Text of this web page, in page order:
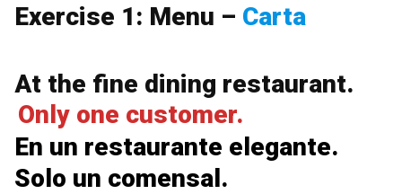
Exercise 1: Menu – Carta
At the fine dining restaurant.
Only one customer.
En un restaurante elegante.
Solo un comensal.